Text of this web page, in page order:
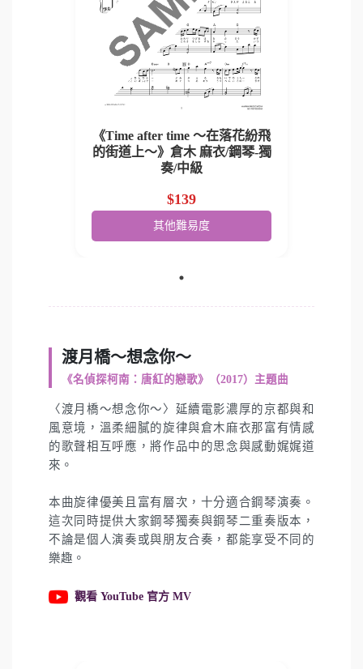
《Time after time ～在落花紛飛
的街道上～》倉木 麻衣/鋼琴-獨
奏/中級
$139
其他難易度
渡月橋～想念你～
《名偵探柯南：唐紅的戀歌》（2017）主題曲
〈渡月橋～想念你～〉延續電影濃厚的京都與和
風意境，溫柔細膩的旋律與倉木麻衣那富有情感
的歌聲相互呼應，將作品中的思念與感動娓娓道
來。
本曲旋律優美且富有層次，十分適合鋼琴演奏。
這次同時提供大家鋼琴獨奏與鋼琴二重奏版本，
不論是個人演奏或與朋友合奏，都能享受不同的
樂趣。
觀看 YouTube 官方 MV